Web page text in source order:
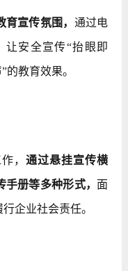
宣传氛围， 通过电
让安全宣传“抬眼即
的教育效果。
，通过悬挂宣传横
册等多种形式， 面
企业社会责任。